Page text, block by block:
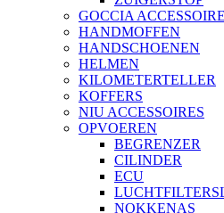
GOCCIA
HANDMOFFEN
HANDSCHOENEN
HELMEN
KILOMETERTELLER
KOFFERS
NIU ACCESSOIRES
OPVOEREN
BEGRENZER
CILINDER
ECU
NOKKENAS